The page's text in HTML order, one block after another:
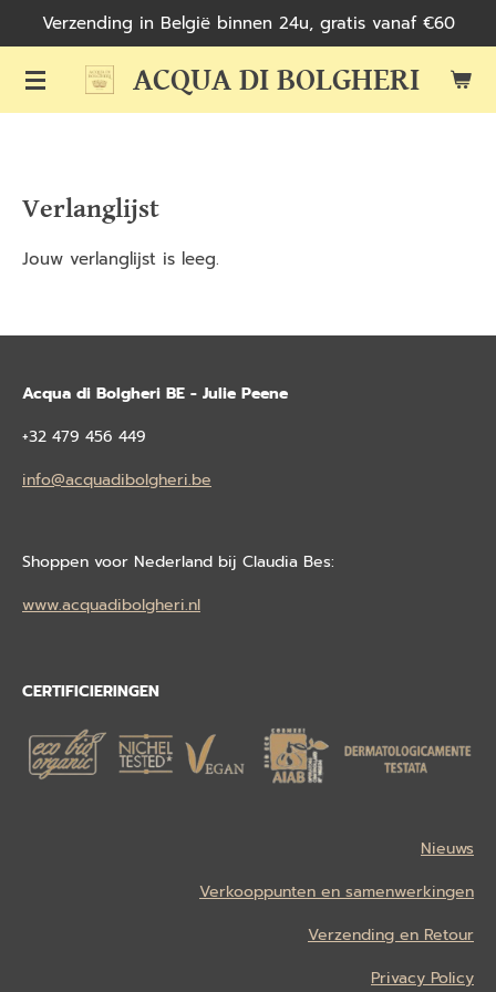
naar
de
ACQUA DI BOLGHERI
Verzending in België binnen 24u, gratis vanaf €60
Verlanglijst
Jouw verlanglijst is leeg.
Acqua di Bolgheri BE - Julie Peene
+32 479 456 449
info@acquadibolgheri.be
Shoppen voor Nederland bij Claudia Bes:
www.acquadibolgheri.nl
CERTIFICIERINGEN
Nieuws
Verkooppunten en samenwerkingen
Verzending en Retour
Privacy Policy